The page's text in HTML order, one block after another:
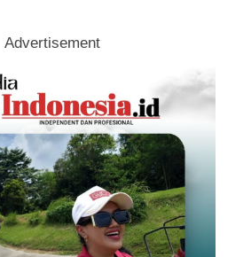
Advertisement